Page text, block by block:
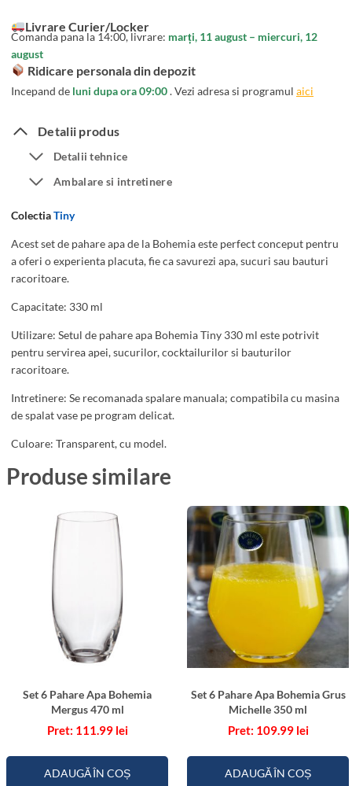
T
n
y
3
l
S
e
t
6
a
a
r
A
p
a
B
o
e
a
T
i
y
3
0
Livrare Curier/Locker
Comanda pana la 14:00, livrare: marți, 11 august – miercuri, 12
august
Ridicare personala din depozit
Incepand de luni dupa ora 09:00. Vezi adresa si programul aici
Detalii produs
Detalii tehnice
Ambalare si intretinere
ColectiaTiny
Acest set de pahare apa de la Bohemia este perfect conceput pentru
a oferi o experienta placuta, fie ca savurezi apa, sucuri sau bauturi
racoritoare.
Capacitate: 330 ml
Utilizare: Setul de pahare apa Bohemia Tiny 330 ml este potrivit
pentru servirea apei, sucurilor, cocktailurilor si bauturilor
racoritoare.
Intretinere: Se recomanada spalare manuala; compatibila cu masina
de spalat vase pe program delicat.
Culoare: Transparent, cu model.
Produse similare
Set 6 Pahare Apa Bohemia
Mergus 470 ml
111.99 lei
ADAUGĂ ÎN COȘ
Set 6 Pahare Apa Bohemia Grus
Michelle 350 ml
109.99 lei
ADAUGĂ ÎN COȘ